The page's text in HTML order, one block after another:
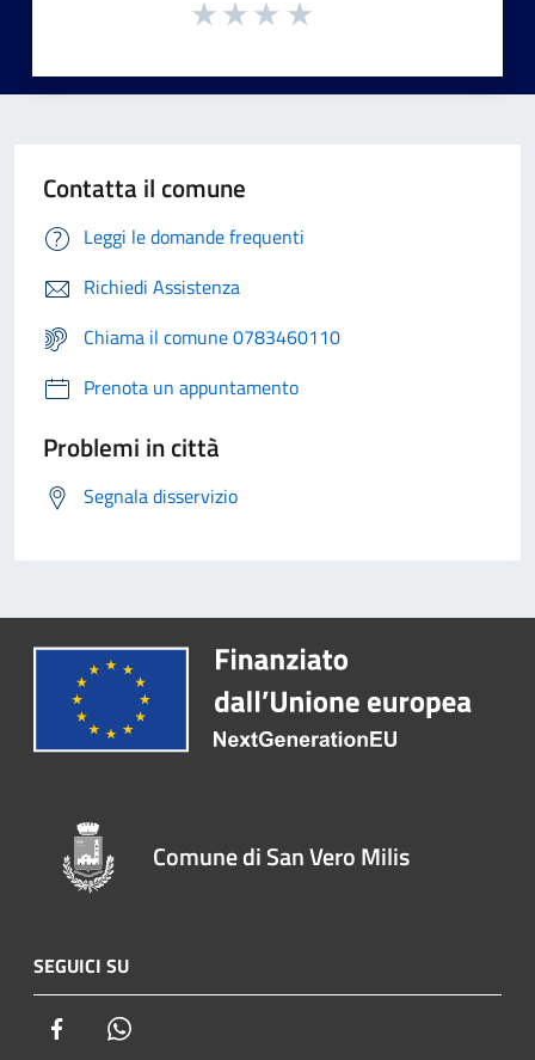
Contatta il comune
Leggi le domande frequenti
Richiedi Assistenza
Chiama il comune 0783460110
Prenota un appuntamento
Problemi in città
Segnala disservizio
Comune di San Vero Milis
SEGUICI SU
Facebook